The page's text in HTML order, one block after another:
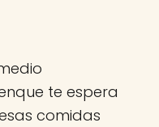
te espera
comidas